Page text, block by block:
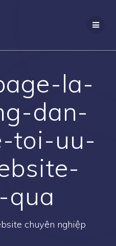
la-
dan-
toi-uu-
qua
chuyên nghiệp